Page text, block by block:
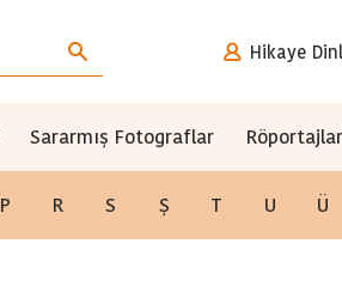
Hikaye
Sararmış Fotograflar Röportajlar
P R S Ş T U Ü